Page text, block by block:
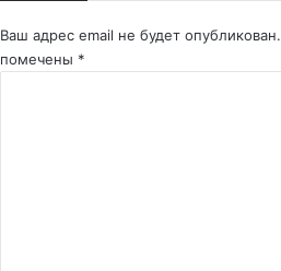
Ваш адрес email не будет опубликован.
помечены *